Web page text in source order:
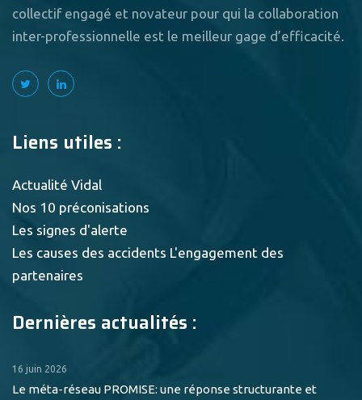
collectif engagé et novateur pour qui la collaboration
inter-professionnelle est le meilleur gage d’efficacité.
Liens utiles :
Actualité Vidal
Nos 10 préconisations
Les signes d'alerte
Les causes des accidents L'engagement des
partenaires
Dernières actualités :
16 juin 2026
Le méta-réseau PROMISE: une réponse structurante et